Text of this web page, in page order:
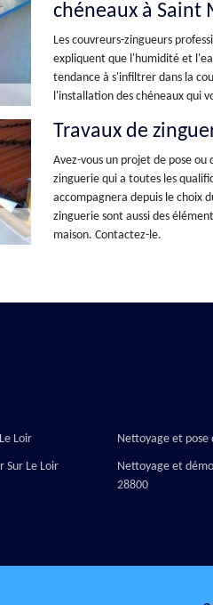
chéneaux à Saint
Les couvreurs-zingueurs
expliquent que l'humidité et
tendance à s'infiltrer dans la
l'installation des chéneaux qui
Travaux de
Avez-vous un projet de pose ou
zinguerie qui a toutes les
accompagnera depuis le choix
zinguerie sont aussi des
maison. Contactez-le.
Loir
Sur Le Loir
Nettoyage et pose
Nettoyage et
28800